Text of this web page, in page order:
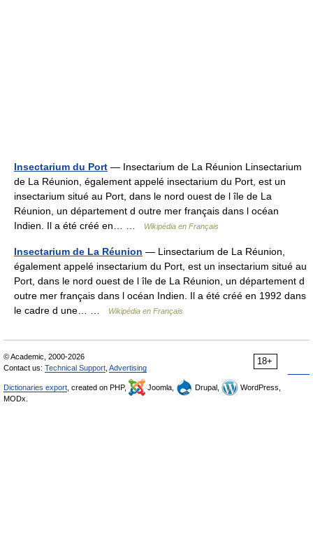
Insectarium du Port — Insectarium de La Réunion Linsectarium
de La Réunion, également appelé insectarium du Port, est un
insectarium situé au Port, dans le nord ouest de l île de La
Réunion, un département d outre mer français dans l océan
Indien. Il a été créé en… …
Wikipédia en Français
Insectarium de La Réunion — Linsectarium de La Réunion,
également appelé insectarium du Port, est un insectarium situé au
Port, dans le nord ouest de l île de La Réunion, un département d
outre mer français dans l océan Indien. Il a été créé en 1992 dans
le cadre d une… …
Wikipédia en Français
18+
© Academic, 2000-2026
Contact us: Technical Support Advertising
Dictionaries export , created on PHP, Joomla, Drupal,
WordPress,
MODx.